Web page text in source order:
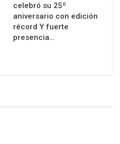
celebró su 25º
aniversario con edición
récord Y fuerte
presencia…